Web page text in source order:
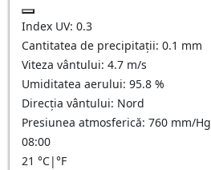
Index UV: 0.3
Cantitatea de precipitații: 0.1 mm
Viteza vântului: 4.7 m/s
Umiditatea aerului: 95.8 %
Direcția vântului: Nord
Presiunea atmosferică: 760 mm/Hg
08:00
21 °C|°F